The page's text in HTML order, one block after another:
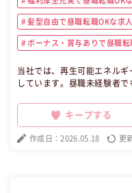
髪型自由で昼職転職OKな求人
ボーナス・賞与ありで昼職転
当社では、再生可能エネル
しています。昼職未経験者
対策の提案を行い、クライア
長中の市場で、成果に応じ
にあります。あなたの成長
方、歓迎の求人です！ この
キープする
作成日：2026.05.18 更